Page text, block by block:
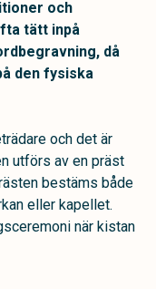
och
tätt inpå
då
den fysiska
och det är
utförs av en präst
bestäms både
eller kapellet.
när kistan